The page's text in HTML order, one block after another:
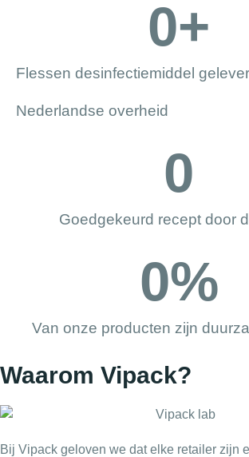
Flessen desinfectiemiddel
Nederlandse overheid
0+
Goedgekeurd recept door
0
Van onze producten zijn
0%
Waarom Vipack?
Bij Vipack geloven we dat elke retailer zijn